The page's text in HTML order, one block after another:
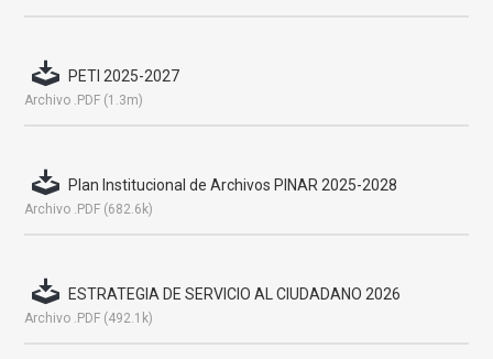
PETI 2025-2027
Archivo .PDF (1.3m)
Plan Institucional de Archivos PINAR 2025-2028
Archivo .PDF (682.6k)
ESTRATEGIA DE SERVICIO AL CIUDADANO 2026
Archivo .PDF (492.1k)